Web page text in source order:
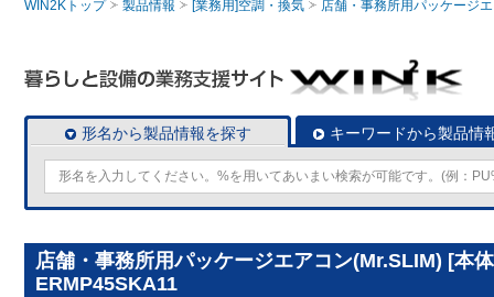
WIN2Kトップ 製品情報 [業務用]空調・換気 店舗・事務所用パッケージ
形名から製品情報を探す キーワードから製品情
店舗・事務所用パッケージエアコン(Mr.SLIM) [本
ERMP45SKA11